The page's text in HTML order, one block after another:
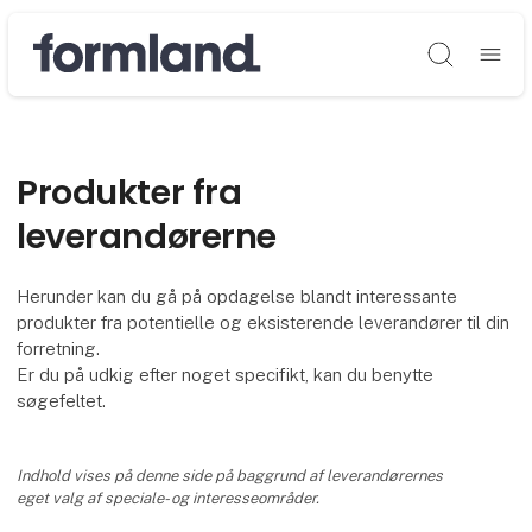
Søg
Produkter fra
leverandørerne
Herunder kan du gå på opdagelse blandt interessante
produkter fra potentielle og eksisterende leverandører til din
forretning.
Er du på udkig efter noget specifikt, kan du benytte
søgefeltet.
Indhold vises på denne side på baggrund af leverandørernes
eget valg af speciale- og interesseområder.